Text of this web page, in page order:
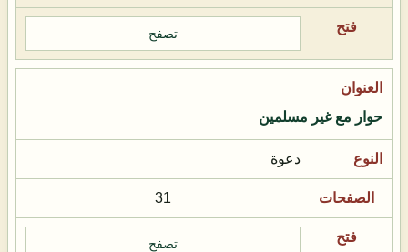
تصفح
حوار مع غير مسلمين
دعوة
31
تصفح